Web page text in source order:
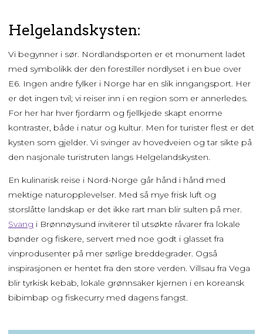
Helgelandskysten:
Vi begynner i sør. Nordlandsporten er et monument ladet
med symbolikk der den forestiller nordlyset i en bue over
E6. Ingen andre fylker i Norge har en slik inngangsport. Her
er det ingen tvil; vi reiser inn i en region som er annerledes.
For her har hver fjordarm og fjellkjede skapt enorme
kontraster, både i natur og kultur. Men for turister flest er det
kysten som gjelder. Vi svinger av hovedveien og tar sikte på
den nasjonale turistruten langs Helgelandskysten.
En kulinarisk reise i Nord-Norge går hånd i hånd med
mektige naturopplevelser. Med så mye frisk luft og
storslåtte landskap er det ikke rart man blir sulten på mer.
Svang i Brønnøysund inviterer til utsøkte råvarer fra lokale
bønder og fiskere, servert med noe godt i glasset fra
vinprodusenter på mer sørlige breddegrader. Også
inspirasjonen er hentet fra den store verden. Villsau fra Vega
blir tyrkisk kebab, lokale grønnsaker kjernen i en koreansk
bibimbap og fiskecurry med dagens fangst.